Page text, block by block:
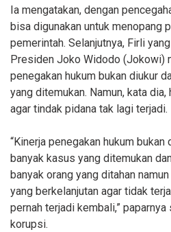
Ia mengatakan, dengan
bisa digunakan untuk menopang
pemerintah. Selanjutnya, Firli
Presiden Joko Widodo (Jokowi)
penegakan hukum bukan diukur
yang ditemukan. Namun, kata
agar tindak pidana tak lagi terjadi.
“Kinerja penegakan hukum
banyak kasus yang ditemukan
banyak orang yang ditahan
yang berkelanjutan agar tidak
pernah terjadi kembali,”
korupsi.